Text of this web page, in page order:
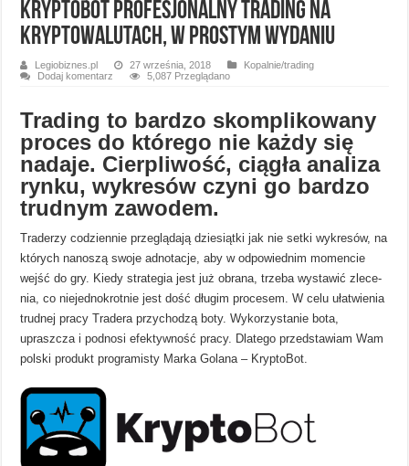
KryptoBot profesjonalny trading na
kryptowalutach, w prostym wydaniu
Legiobiznes.pl 27 września, 2018
Kopalnie/trading
Dodaj komentarz
5,087 Przeglądano
Tra­ding to bardzo skomplikowany
proces do którego nie każdy się
nadaje. Cierpliwość, ciągła analiza
rynku, wykresów czyni go bardzo
trudnym zawodem.
Tra­derzy codziennie prze­glą­da­ją dzie­siątki jak nie setki wykresów, na
któ­rych nanoszą swoje adnotacje, aby w odpo­wiednim momencie
wejść do gry. Kiedy strategia jest już obrana, trzeba wysta­wić zle­ce­
nia, co niejednokrotnie jest dość długim procesem. W celu uła­twie­nia
trud­nej pracy Tra­dera przy­cho­dzą boty. Wykorzystanie bota,
upraszcza i podnosi efektywność pracy. Dla­tego przedstawiam Wam
polski produkt programisty Mar­ka Gola­na – Kryp­toBot.